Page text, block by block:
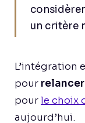
un critère
L’intégration
pour
pourle choix
aujourd’hui.